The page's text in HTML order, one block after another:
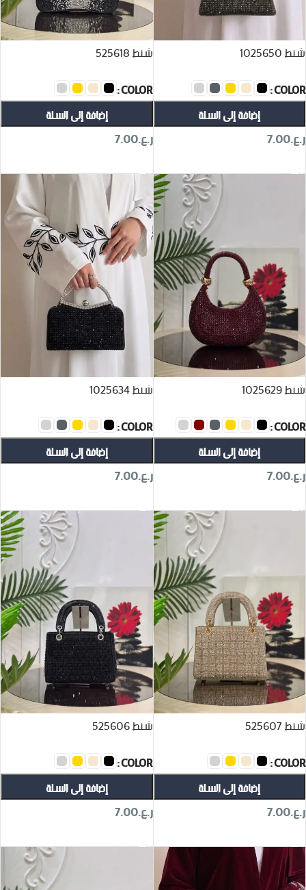
شنط 1025650
COLOR
إضافة إلى السلة
ر.ع.7.00
شنط 525618
COLOR
إضافة إلى السلة
ر.ع.7.00
شنط 1025629
COLOR
إضافة إلى السلة
ر.ع.7.00
شنط 1025634
COLOR
إضافة إلى السلة
ر.ع.7.00
شنط 525607
COLOR
إضافة إلى السلة
ر.ع.7.00
شنط 525606
COLOR
إضافة إلى السلة
ر.ع.7.00